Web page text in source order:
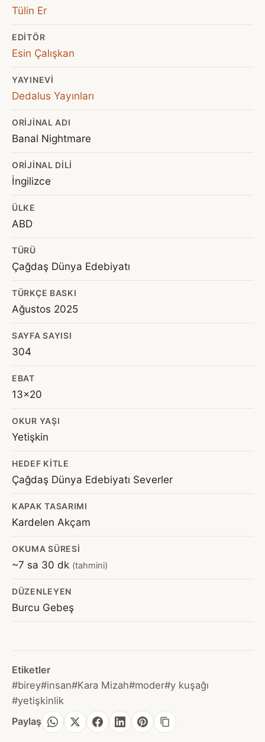
Tülin Er
EDITÖR
Esin Çalışkan
YAYINEVI
Dedalus Yayınları
ORIJINAL ADI
Banal Nightmare
ORIJINAL DILI
İngilizce
ÜLKE
ABD
TÜRÜ
Çağdaş Dünya Edebiyatı
TÜRKÇE BASKI
Ağustos 2025
SAYFA SAYISI
304
EBAT
13x20
OKUR YAŞI
Yetişkin
HEDEF KITLE
Çağdaş Dünya Edebiyatı Severler
KAPAK TASARIMI
Kardelen Akçam
OKUMA SÜRESI
~7 sa 30 dk (tahmini)
DÜZENLEYEN
Burcu Gebeş
Etiketler
#birey#insan#Kara Mizah#moder#y kuşağı
#yetişkinlik
Paylaş